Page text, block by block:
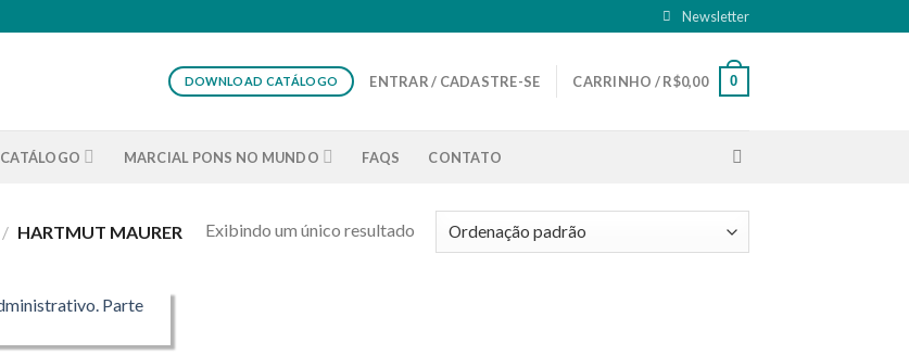
Newsletter
DOWNLOAD CATÁLOGO ENTRAR / CADASTRE-SE CARRINHO /R$0,00 0
CATÁLOGO MARCIAL PONS NO MUNDO FAQS CONTATO
/ HARTMUT MAURER Exibindo um único resultado